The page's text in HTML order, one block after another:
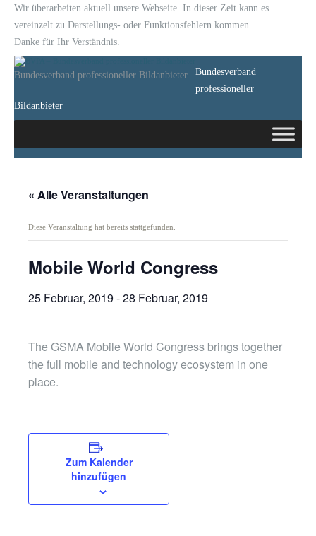
Wir überarbeiten aktuell unsere Webseite. In dieser Zeit kann es
vereinzelt zu Darstellungs- oder Funktionsfehlern kommen.
Danke für Ihr Verständnis.
Bundesverband professioneller Bildanbieter
Bundesverband
professioneller
Bildanbieter
« Alle Veranstaltungen
Diese Veranstaltung hat bereits stattgefunden.
Mobile World Congress
25 Februar, 2019 -28 Februar, 2019
The GSMA Mobile World Congress brings together
the full mobile and technology ecosystem in one
place.
Zum Kalender
hinzufügen